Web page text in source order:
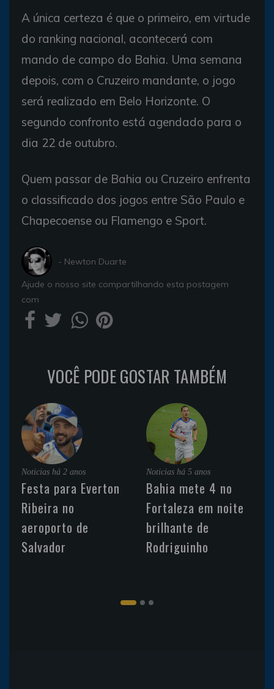
A única certeza é que o primeiro, em virtude
do ranking nacional, acontecerá com
mando de campo do Bahia. Uma semana
depois, com o Cruzeiro mandante, o jogo
será realizado em Belo Horizonte. O
segundo confronto está agendado para o
dia 22 de outubro.
Quem passar de Bahia ou Cruzeiro enfrenta
o classificado dos jogos entre São Paulo e
Chapecoense ou Flamengo e Sport.
- Newton Duarte
Ajude o nosso site compartilhando esta postagem
com
VOCÊ PODE GOSTAR TAMBÉM
Noticias há 2 anos
Festa para Everton
Ribeira no
aeroporto de
Salvador
Noticias há 5 anos
Bahia mete 4 no
Fortaleza em noite
brilhante de
Rodriguinho